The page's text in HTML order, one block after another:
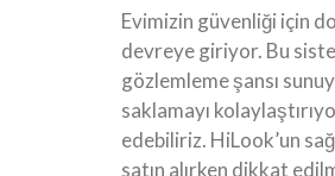
Evimizin güvenliği için
devreye giriyor. Bu
gözlemleme şansı
saklamayı
edebiliriz. HiLook’un
satın alırken dikkat